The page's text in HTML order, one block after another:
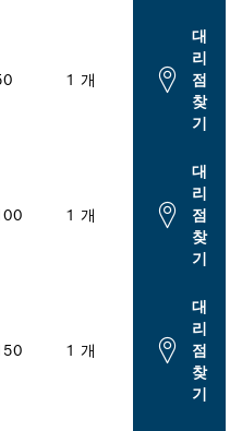
1 개
대
리
점
찾
기
1 개
대
리
점
찾
기
1 개
대
리
점
찾
기